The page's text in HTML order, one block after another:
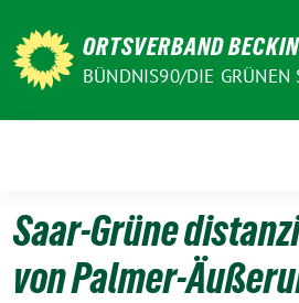
zum
Inhalt
ORTSVERBAND
BÜNDNIS90/DIE GRÜNEN
Saar-Grüne
von Palmer-